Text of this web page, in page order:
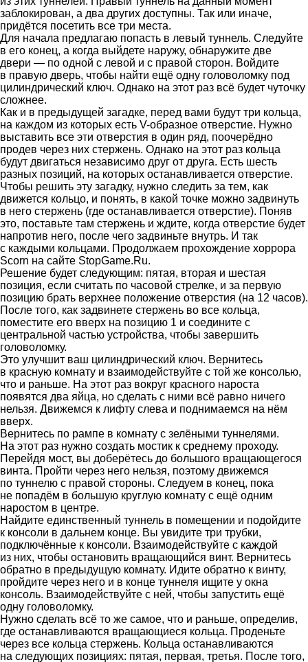
заблокирован, а два других доступны. Так или иначе,
придётся посетить все три места.
Для начала предлагаю попасть в левый туннель. Следуйте
в его конец, а когда выйдете наружу, обнаружите две
двери — по одной с левой и с правой сторон. Войдите
в правую дверь, чтобы найти ещё одну головоломку под
цилиндрический ключ. Однако на этот раз всё будет чуточку
сложнее.
Как и в предыдущей загадке, перед вами будут три кольца,
на каждом из которых есть V-образное отверстие. Нужно
выставить все эти отверстия в один ряд, поочерёдно
продев через них стержень. Однако на этот раз кольца
будут двигаться независимо друг от друга. Есть шесть
разных позиций, на которых останавливается отверстие.
Чтобы решить эту загадку, нужно следить за тем, как
движется кольцо, и понять, в какой точке можно задвинуть
в него стержень (где останавливается отверстие). Поняв
это, поставьте там стержень и ждите, когда отверстие будет
напротив него, после чего задвиньте внутрь. И так
с каждыми кольцами. Продолжаем прохождение хоррора
Scorn на сайте StopGame.Ru.
Решение будет следующим: пятая, вторая и шестая
позиция, если считать по часовой стрелке, и за первую
позицию брать верхнее положение отверстия (на 12 часов).
После того, как задвинете стержень во все кольца,
поместите его вверх на позицию 1 и соедините с
центральной частью устройства, чтобы завершить
головоломку.
Это улучшит ваш цилиндрический ключ. Вернитесь
в красную комнату и взаимодействуйте с той же консолью,
что и раньше. На этот раз вокруг красного нароста
появятся два яйца, но сделать с ними всё равно ничего
нельзя. Движемся к лифту слева и поднимаемся на нём
вверх.
Вернитесь по рампе в комнату с зелёными туннелями.
На этот раз нужно создать мостик к среднему проходу.
Перейдя мост, вы доберётесь до большого вращающегося
винта. Пройти через него нельзя, поэтому движемся
по туннелю с правой стороны. Следуем в конец, пока
не попадём в большую круглую комнату с ещё одним
наростом в центре.
Найдите единственный туннель в помещении и подойдите
к консоли в дальнем конце. Вы увидите три трубки,
подключённые к консоли. Взаимодействуйте с каждой
из них, чтобы остановить вращающийся винт. Вернитесь
обратно в предыдущую комнату. Идите обратно к винту,
пройдите через него и в конце туннеля ищите у окна
консоль. Взаимодействуйте с ней, чтобы запустить ещё
одну головоломку.
Нужно сделать всё то же самое, что и раньше, определив,
где останавливаются вращающиеся кольца. Проденьте
через все кольца стержень. Кольца останавливаются
на следующих позициях: пятая, первая, третья. После того,